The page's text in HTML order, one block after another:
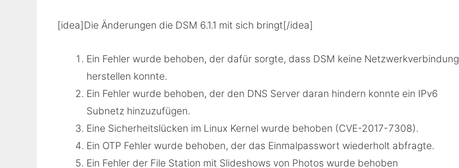
[idea]Die Änderungen die DSM 6.1.1 mit sich bringt[/idea]
Ein Fehler wurde behoben, der dafür sorgte, dass DSM keine Netzwerkverbindung
herstellen konnte.
Ein Fehler wurde behoben, der den DNS Server daran hindern konnte ein IPv6
Subnetz hinzuzufügen.
Eine Sicherheitslücken im Linux Kernel wurde behoben (CVE-2017-7308).
Ein OTP Fehler wurde behoben, der das Einmalpasswort wiederholt abfragte.
Ein Fehler der File Station mit Slideshows von Photos wurde behoben